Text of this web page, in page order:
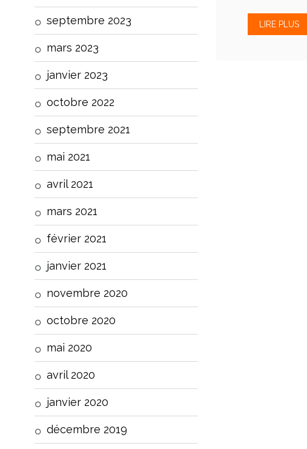
septembre 2023
mars 2023
janvier 2023
octobre 2022
septembre 2021
mai 2021
avril 2021
mars 2021
février 2021
janvier 2021
novembre 2020
octobre 2020
mai 2020
avril 2020
janvier 2020
décembre 2019
LIRE PLUS